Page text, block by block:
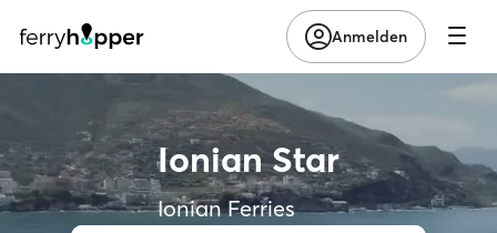
Anmelden
Ionian Star
Ionian Ferries